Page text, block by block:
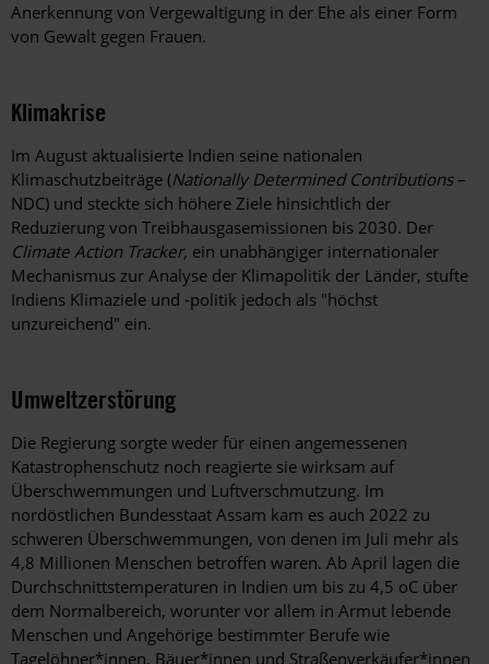
Anerkennung von Vergewaltigung in der Ehe als einer Form
von Gewalt gegen Frauen.
Klimakrise
Im August aktualisierte Indien seine nationalen
Klimaschutzbeiträge (Nationally Determined Contributions–
NDC) und steckte sich höhere Ziele hinsichtlich der
Reduzierung von Treibhausgasemissionen bis 2030. Der
Climate Action Tracker, ein unabhängiger internationaler
Mechanismus zur Analyse der Klimapolitik der Länder, stufte
Indiens Klimaziele und -politik jedoch als "höchst
unzureichend" ein.
Umweltzerstörung
Die Regierung sorgte weder für einen angemessenen
Katastrophenschutz noch reagierte sie wirksam auf
Überschwemmungen und Luftverschmutzung. Im
nordöstlichen Bundesstaat Assam kam es auch 2022 zu
schweren Überschwemmungen, von denen im Juli mehr als
4,8 Millionen Menschen betroffen waren. Ab April lagen die
Durchschnittstemperaturen in Indien um bis zu 4,5 oC über
dem Normalbereich, worunter vor allem in Armut lebende
Menschen und Angehörige bestimmter Berufe wie
Tagelöhner*innen, Bäuer*innen und Straßenverkäufer*innen